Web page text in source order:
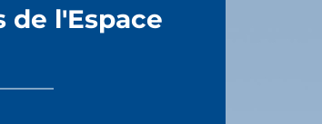
de l'Espace